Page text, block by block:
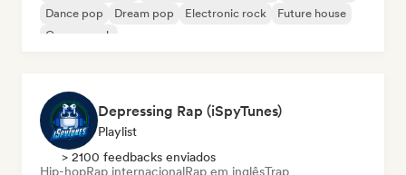
Dance pop
Dream pop Electronic rock
Future house
Garage rock
Depressing Rap (iSpyTunes)
Playlist
> 2100 feedbacks enviados
Hip-hopRap internacionalRap em inglêsTrap